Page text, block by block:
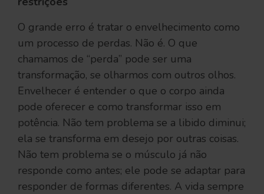
O grande erro é tratar o envelhecimento como
um processo de perdas. Não é. O que
chamamos de “perda” pode ser uma
transformação, se olharmos com outros olhos.
Envelhecer é entender o que o corpo ainda
pode oferecer e como transformar isso em
potência. Não tem problema se a libido diminui;
ela se transforma em desejo por outras coisas.
Não tem problema se o músculo já não
responde como antes; ele pode se adaptar para
responder de formas diferentes. A vida sempre